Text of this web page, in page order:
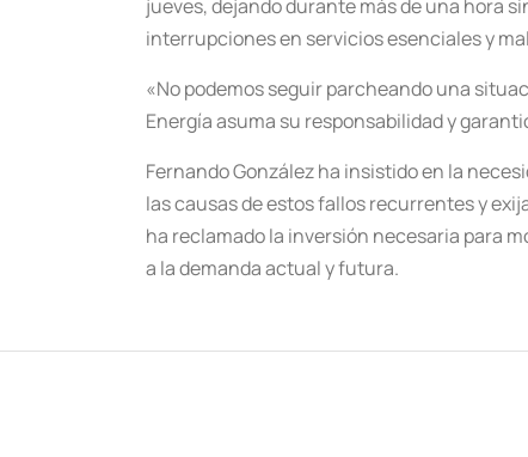
jueves, dejando durante más de una hora
interrupciones en servicios esenciales y
«No podemos seguir parcheando una
Energía asuma su responsabilidad y
Fernando González ha insistido en la
las causas de estos fallos recurrentes y
ha reclamado la inversión necesaria para
a la demanda actual y futura.